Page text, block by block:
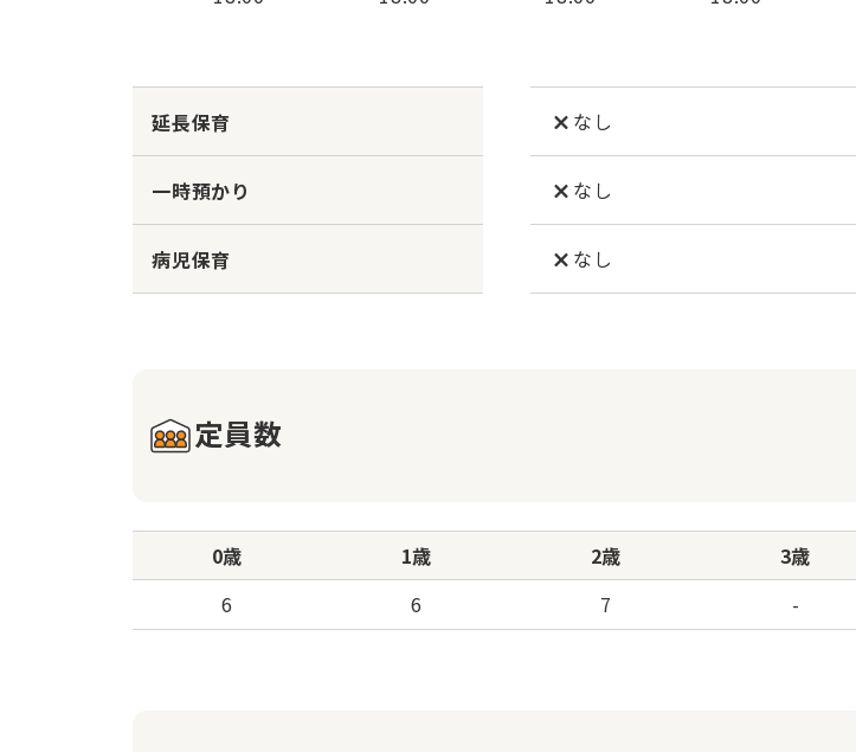
延長保育 なし
一時預かり なし
病児保育 なし
定員数
0歳 1歳 2歳 3歳
6
6 7 -